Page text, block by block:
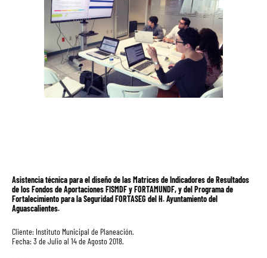
Asistencia técnica para el diseño de las Matrices de Indicadores de Resultados
de los Fondos de Aportaciones FISMDF y FORTAMUNDF, y del Programa de
Fortalecimiento para la Seguridad FORTASEG del H. Ayuntamiento del
Aguascalientes.
Cliente: Instituto Municipal de Planeación.
Fecha: 3 de Julio al 14 de Agosto 2018.